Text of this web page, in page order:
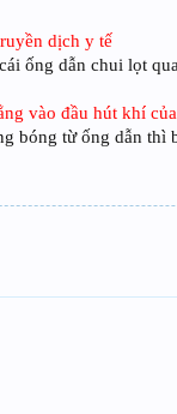
dịch y tế
ống dẫn chui lọt
vào đầu hút khí
bóng từ ống dẫn thì